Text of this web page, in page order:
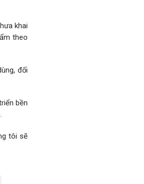
khai
theo
đối
bền
tôi sẽ